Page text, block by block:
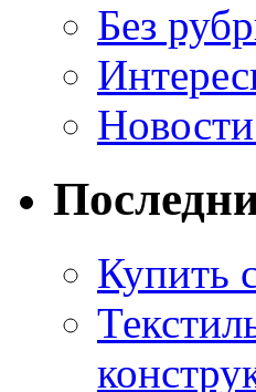
Без
Купить